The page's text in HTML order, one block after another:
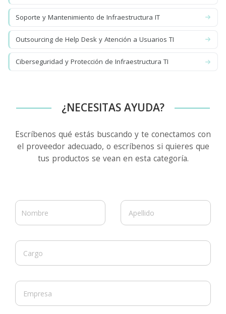
Soporte y Mantenimiento de Infraestructura IT
Outsourcing de Help Desk y Atención a Usuarios TI
Ciberseguridad y Protección de Infraestructura TI
¿NECESITAS AYUDA?
Escríbenos qué estás buscando y te conectamos con
el proveedor adecuado, o escríbenos si quieres que
tus productos se vean en esta categoría.